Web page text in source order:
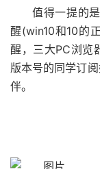
值得一提的
醒(win10和10的
醒，三大PC浏览
版本号的同学订
伴。